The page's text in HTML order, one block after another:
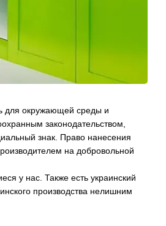
для окружающей среды и
законодательством,
знак. Право нанесения
на добровольной
у нас. Также есть украинский
производства нелишним